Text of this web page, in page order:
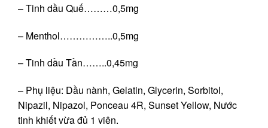
– Tinh dầu Quế………0,5mg
– Menthol……………..0,5mg
– Tinh dầu Tần……..0,45mg
– Phụ liệu: Dầu nành, Gelatin, Glycerin, Sorbitol,
Nipazil, Nipazol, Ponceau 4R, Sunset Yellow, Nước
tinh khiết vừa đủ 1 viên.